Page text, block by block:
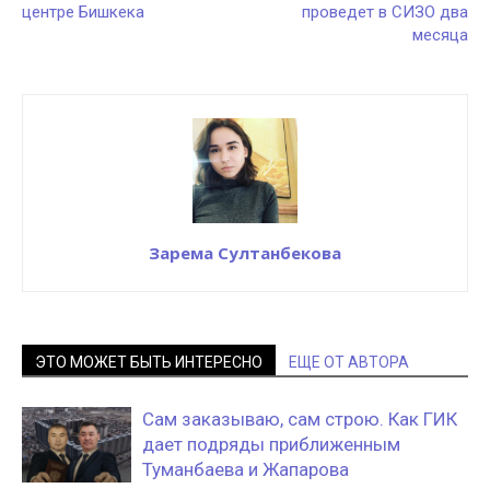
центре Бишкека
проведет в СИЗО два
месяца
Зарема Султанбекова
ЭТО МОЖЕТ БЫТЬ ИНТЕРЕСНО ЕЩЕ ОТ АВТОРА
Сам заказываю, сам строю. Как ГИК
дает подряды приближенным
Туманбаева и Жапарова